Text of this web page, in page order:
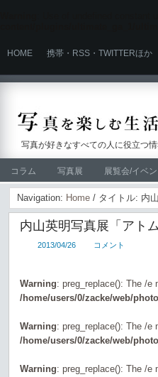
HOME 携帯・RSS・TWITTERほか
写真が好きなすべての人に役立つ
コラム 写真展 展覧会/イベン
Navigation: Home / タイトル: 内
内山英明写真展「アト
2013/04/26 コメント
Warning: preg_replace(): The /e
/home/users/0/zacke/web/
Warning: preg_replace(): The /e
/home/users/0/zacke/web/
Warning: preg_replace(): The /e